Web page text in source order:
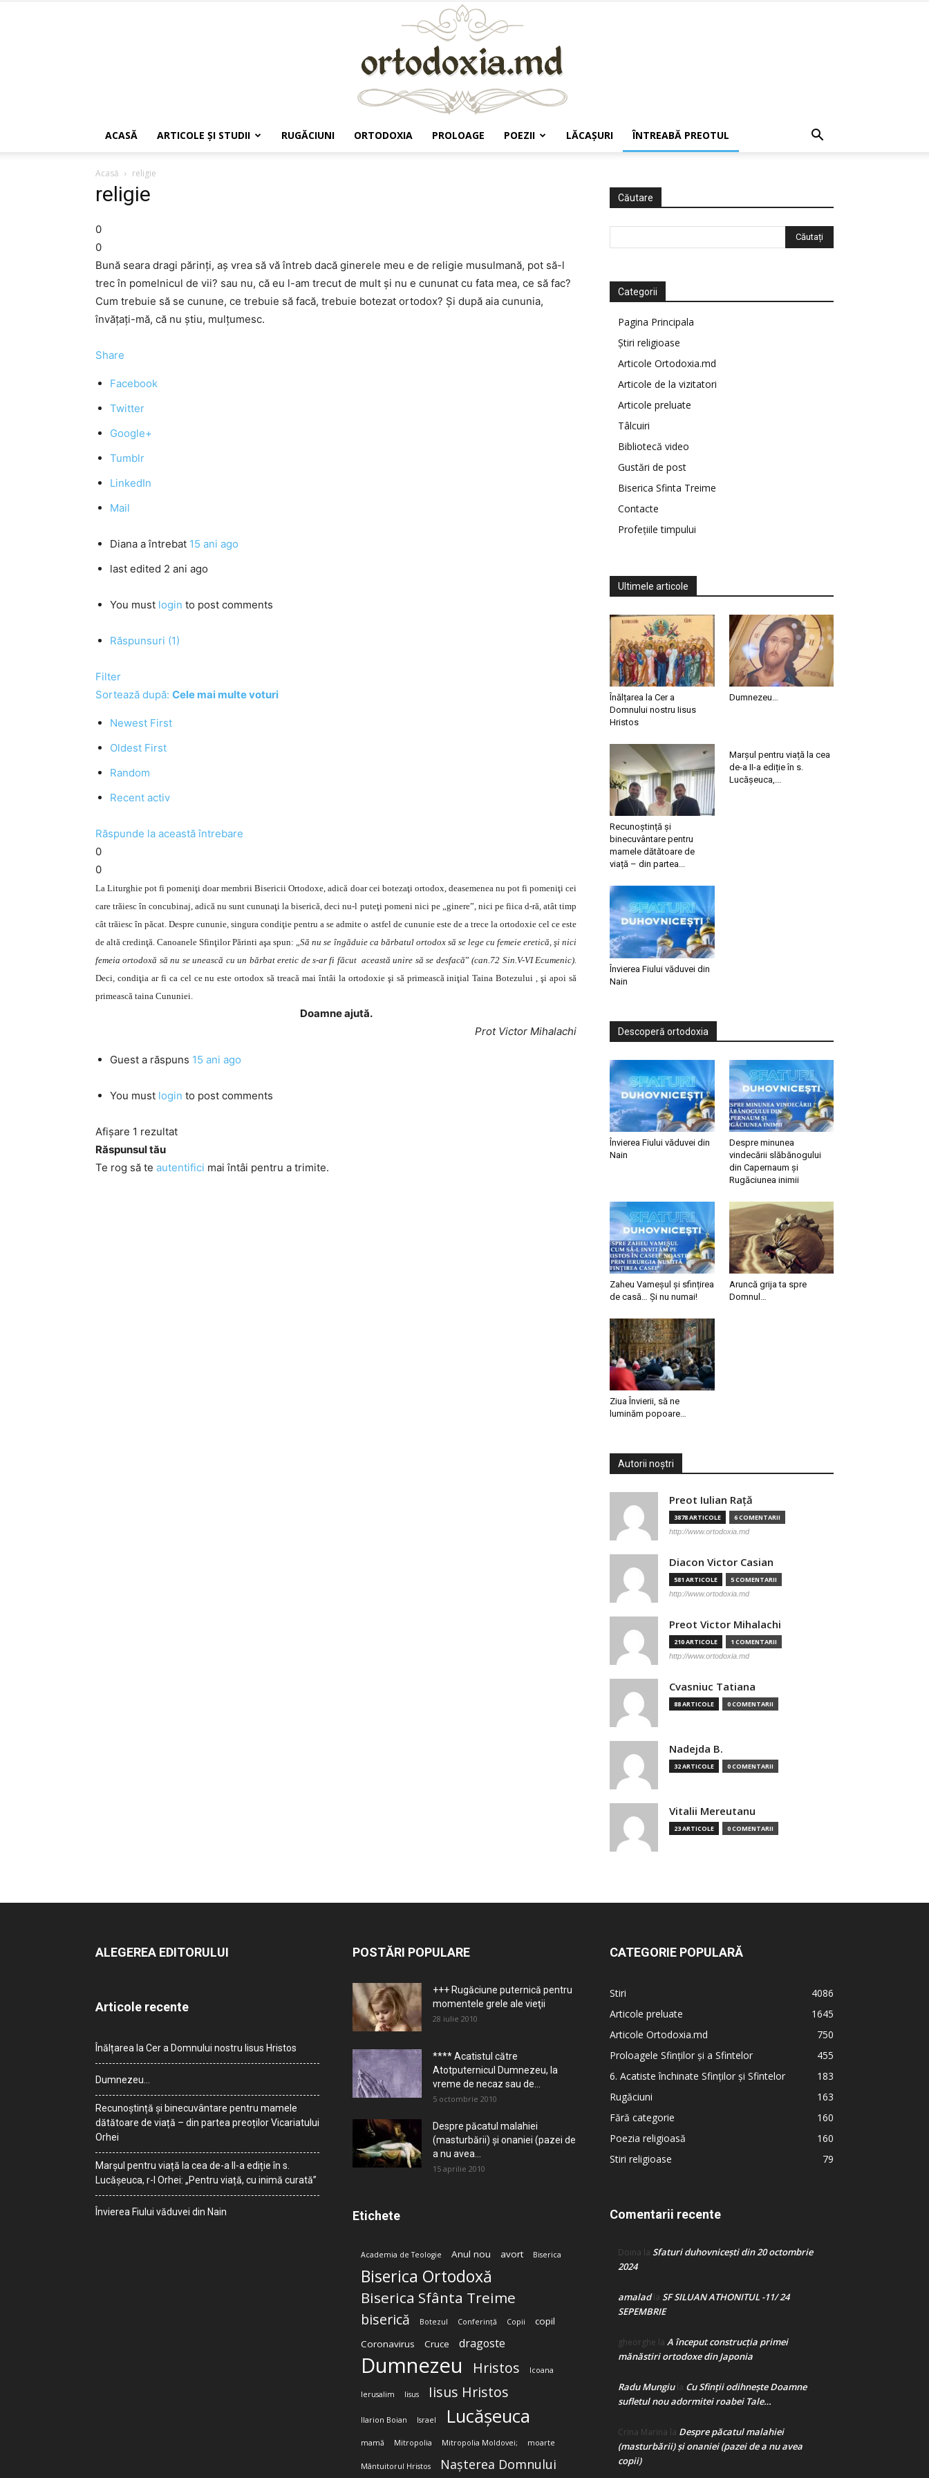
ACASĂ ARTICOLE ŞI STUDII RUGĂCIUNI ORTODOXIA PROLOAGE POEZII LĂCAŞURI ÎNTREABĂ PREOTUL
Acasă religie
religie
0
0
Bună seara dragi părinţi, aş vrea să vă întreb dacă ginerele meu e de religie musulmană, pot să-l
trec în pomelnicul de vii? sau nu, că eu l-am trecut de mult şi nu e cununat cu fata mea, ce să fac?
Cum trebuie să se cunune, ce trebuie să facă, trebuie botezat ortodox? Şi după aia cununia,
învăţaţi-mă, că nu ştiu, mulţumesc.
Share
Facebook
Twitter
Google+
Tumblr
LinkedIn
Mail
Diana a întrebat 15 ani ago
last edited 2 ani ago
You must login to post comments
Răspunsuri (1)
Filter
Sortează după: Cele mai multe voturi
Newest First
Oldest First
Random
Recent activ
Răspunde la această întrebare
0
0
La Liturghie pot fi pomeniţi doar membrii Bisericii Ortodoxe, adică doar cei botezaţi ortodox, deasemenea nu pot fi pomeniţi cei
care trăiesc în concubinaj, adică nu sunt cununaţi la biserică, deci nu-l puteţi pomeni nici pe „ginere”, nici pe fiica d-ră, atât timp
cât trăiesc în păcat. Despre cununie, singura condiţie pentru a se admite o astfel de cununie este de a trece la ortodoxie cel ce este
de altă credinţă. Canoanele Sfinţilor Părinti aşa spun: „Să nu se îngăduie ca bărbatul ortodox să se lege cu femeie eretică, şi nici
femeia ortodoxă să nu se unească cu un bărbat eretic de s-ar fi făcut această unire să se desfacă”(can.72 Sin.V-VI Ecumenic).
Deci, condiţia ar fi ca cel ce nu este ortodox să treacă mai întâi la ortodoxie şi să primească iniţial Taina Botezului , şi apoi să
primească taina Cununiei.
Doamne ajută.
Prot Victor Mihalachi
Guest a răspuns 15 ani ago
You must login to post comments
Afișare 1 rezultat
Răspunsul tău
Te rog să te autentifici mai întâi pentru a trimite.
Căutare
Categorii
Pagina Principala
Știri religioase
Articole Ortodoxia.md
Articole de la vizitatori
Articole preluate
Tâlcuiri
Bibliotecă video
Gustări de post
Biserica Sfinta Treime
Contacte
Profețiile timpului
Ultimele articole
Înălțarea la Cer a
Domnului nostru Iisus
Hristos
Dumnezeu…
Recunoștință și
binecuvântare pentru
mamele dătătoare de
viață – din partea...
Marșul pentru viață la cea
de-a II-a ediție în s.
Lucășeuca,...
Învierea Fiului văduvei din
Nain
Descoperă ortodoxia
Învierea Fiului văduvei din
Nain
Despre minunea
vindecării slăbănogului
din Capernaum și
Rugăciunea inimii
Zaheu Vameșul și sfințirea
de casă… Și nu numai!
Aruncă grija ta spre
Domnul…
Ziua Învierii, să ne
luminăm popoare…
Autorii noștri
Preot Iulian Raţă
3878 ARTICOLE 6 COMENTARII
http://www.ortodoxia.md
Diacon Victor Casian
581 ARTICOLE 5 COMENTARII
http://www.ortodoxia.md
Preot Victor Mihalachi
210 ARTICOLE 1 COMENTARII
http://www.ortodoxia.md
Cvasniuc Tatiana
88 ARTICOLE 0 COMENTARII
Nadejda B.
32 ARTICOLE 0 COMENTARII
Vitalii Mereutanu
23 ARTICOLE 0 COMENTARII
ALEGEREA EDITORULUI
Articole recente
Înălțarea la Cer a Domnului nostru Iisus Hristos
Dumnezeu…
Recunoștință și binecuvântare pentru mamele
dătătoare de viață – din partea preoților Vicariatului
Orhei
Marșul pentru viață la cea de-a II-a ediție în s.
Lucășeuca, r-l Orhei: „Pentru viață, cu inimă curată”
Învierea Fiului văduvei din Nain
POSTĂRI POPULARE
+++ Rugăciune puternică pentru
momentele grele ale vieţii
28 iulie 2010
**** Acatistul către
Atotputernicul Dumnezeu, la
vreme de necaz sau de...
5 octombrie 2010
Despre păcatul malahiei
(masturbării) şi onaniei (pazei de
a nu avea...
15 aprilie 2010
Etichete
Academia de Teologie Anul nou avort Biserica
Biserica Ortodoxă
Biserica Sfânta Treime
biserică Botezul Conferință Copii
copil
Coronavirus
Cruce dragoste
Dumnezeu Hristos Icoana
Ierusalim Iisus Iisus Hristos
Ilarion Boian Israel Lucășeuca
mamă Mitropolia Mitropolia Moldovei; moarte
Mântuitorul Hristos Nașterea Domnului
CATEGORIE POPULARĂ
Stiri
4086
Articole preluate
1645
Articole Ortodoxia.md
750
Proloagele Sfinților și a Sfintelor
455
6. Acatiste închinate Sfinților și Sfintelor
183
Rugăciuni
163
Fără categorie
160
Poezia religioasă
160
Stiri religioase
79
Comentarii recente
Doina la Sfaturi duhovnicești din 20 octombrie
2024
amaladla SF SILUAN ATHONITUL -11/ 24
SEPEMBRIE
gheorghe la A început construcţia primei
mănăstiri ortodoxe din Japonia
Radu Mungiula Cu Sfinții odihnește Doamne
sufletul nou adormitei roabei Tale…
Crina Marina la Despre păcatul malahiei
(masturbării) şi onaniei (pazei de a nu avea
copii)